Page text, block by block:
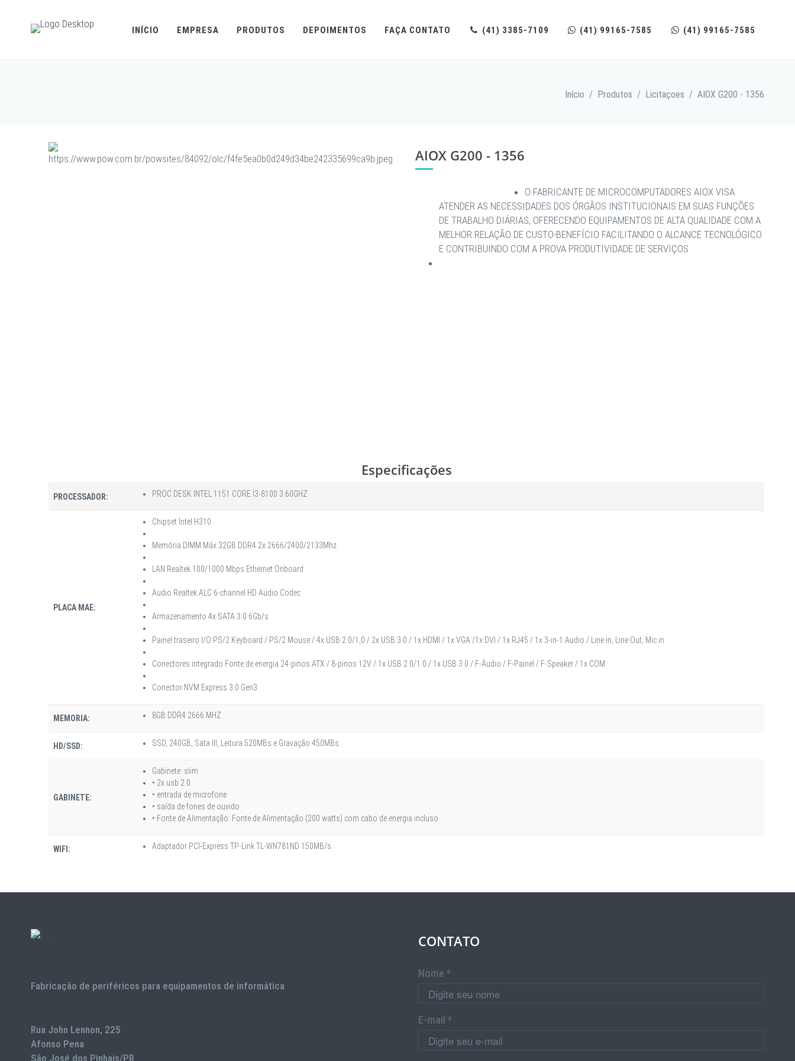
INÍCIO EMPRESA PRODUTOS DEPOIMENTOS FAÇA CONTATO (41) 3385-7109 (41) 99165-7585 (41) 99165-7585
Início / Produtos / Licitaçoes / AIOX G200 - 1356
AIOX G200 - 1356
O FABRICANTE DE MICROCOMPUTADORES AIOX VISA
ATENDER AS NECESSIDADES DOS ÓRGÃOS INSTITUCIONAIS EM SUAS FUNÇÕES
DE TRABALHO DIÁRIAS, OFERECENDO EQUIPAMENTOS DE ALTA QUALIDADE COM A
MELHOR RELAÇÃO DE CUSTO-BENEFÍCIO FACILITANDO O ALCANCE TECNOLÓGICO
E CONTRIBUINDO COM A PROVA PRODUTIVIDADE DE SERVIÇOS
Especificações
PROCESSADOR: PROC DESK INTEL 1151 CORE I3-8100 3.60GHZ
PLACA MAE:
Chipset Intel H310
Memória DIMM Máx 32GB DDR4 2x 2666/2400/2133Mhz
LAN Realtek 100/1000 Mbps Ethernet Onboard
Audio Realtek ALC 6-channel HD Audio Codec
Armazenamento 4x SATA 3.0 6Gb/s
Painel traseiro I/O PS/2 Keyboard / PS/2 Mouse / 4x USB 2.0/1,0 / 2x USB 3.0 / 1x HDMI / 1x VGA /1x DVI / 1x RJ45 / 1x 3-in-1 Audio / Line in, Line Out, Mic in
Conectores integrado Fonte de energia 24-pinos ATX / 8-pinos 12V / 1x USB 2.0/1.0 / 1x USB 3.0 / F-Áudio / F-Painel / F-Speaker / 1x COM
Conector NVM Express 3.0 Gen3
MEMORIA: 8GB DDR4 2666 MHZ
HD/SSD: SSD, 240GB, Sata III, Leitura 520MBs e Gravação 450MBs
GABINETE:
Gabinete: slim
• 2x usb 2.0
• entrada de microfone
• saída de fones de ouvido
• Fonte de Alimentação: Fonte de Alimentação (200 watts) com cabo de energia incluso
WIFI: Adaptador PCI-Express TP-Link TL-WN781ND 150MB/s
Fabricação de periféricos para equipamentos de informática
Rua John Lennon, 225
Afonso Pena
São José dos Pinhais/PR
CONTATO
Nome *
E-mail *